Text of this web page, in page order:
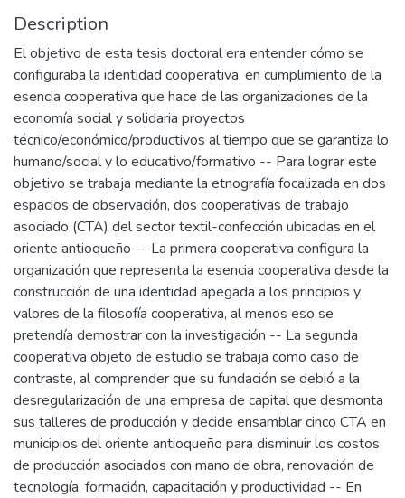
Description
El objetivo de esta tesis doctoral era entender cómo se
configuraba la identidad cooperativa, en cumplimiento de la
esencia cooperativa que hace de las organizaciones de la
economía social y solidaria proyectos
técnico/económico/productivos al tiempo que se garantiza lo
humano/social y lo educativo/formativo -- Para lograr este
objetivo se trabaja mediante la etnografía focalizada en dos
espacios de observación, dos cooperativas de trabajo
asociado (CTA) del sector textil-confección ubicadas en el
oriente antioqueño -- La primera cooperativa configura la
organización que representa la esencia cooperativa desde la
construcción de una identidad apegada a los principios y
valores de la filosofía cooperativa, al menos eso se
pretendía demostrar con la investigación -- La segunda
cooperativa objeto de estudio se trabaja como caso de
contraste, al comprender que su fundación se debió a la
desregularización de una empresa de capital que desmonta
sus talleres de producción y decide ensamblar cinco CTA en
municipios del oriente antioqueño para disminuir los costos
de producción asociados con mano de obra, renovación de
tecnología, formación, capacitación y productividad -- En